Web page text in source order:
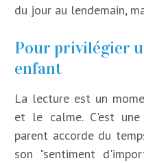
du jour au lendemain,
Pour privilégier
enfant
La lecture est un
et le calme. C'est
parent accorde du
son "sentiment